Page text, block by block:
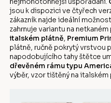
jsou k dispozici ve čtyřech
zákazník najde ideální
zahrnuje variantu na netkaném
italském plátně, Premium
plátně, ručně pokrytý vrstvou
napodobujícího tahy štětce
dřevěném rámu typu
výběr, vzor tištěný na italském